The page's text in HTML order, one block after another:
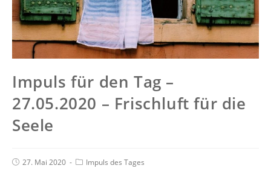
Impuls für den Tag –
27.05.2020 – Frischluft für die
Seele
27. Mai 2020 Impuls des Tages